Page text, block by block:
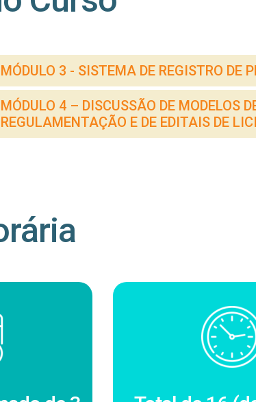
MÓDULO 3 - SISTEMA DE REGISTRO DE
MÓDULO 4 – DISCUSSÃO DE MODELOS
REGULAMENTAÇÃO E DE EDITAIS DE